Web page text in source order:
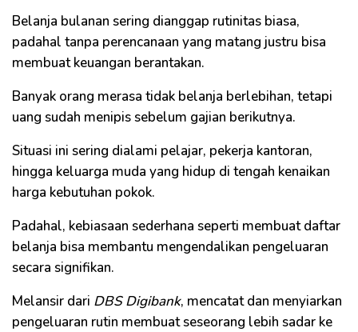
Belanja bulanan sering dianggap rutinitas biasa,
padahal tanpa perencanaan yang matang justru bisa
membuat keuangan berantakan.
Banyak orang merasa tidak belanja berlebihan, tetapi
uang sudah menipis sebelum gajian berikutnya.
Situasi ini sering dialami pelajar, pekerja kantoran,
hingga keluarga muda yang hidup di tengah kenaikan
harga kebutuhan pokok.
Padahal, kebiasaan sederhana seperti membuat daftar
belanja bisa membantu mengendalikan pengeluaran
secara signifikan.
Melansir dari DBS Digibank, mencatat dan menyiarkan
pengeluaran rutin membuat seseorang lebih sadar ke